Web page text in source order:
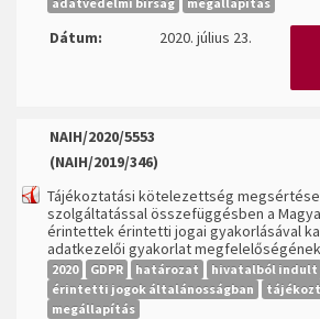
Dátum:
2020. július 23.
NAIH/2020/5553
(NAIH/2019/346)
Tájékoztatási kötelezettség megsértése
szolgáltatással összefüggésben a
érintettek érintetti jogai gyakorlásával
adatkezelői gyakorlat
2020 GDPR határozat hivatalból indult
érintetti jogok általánosságban
megállapítás